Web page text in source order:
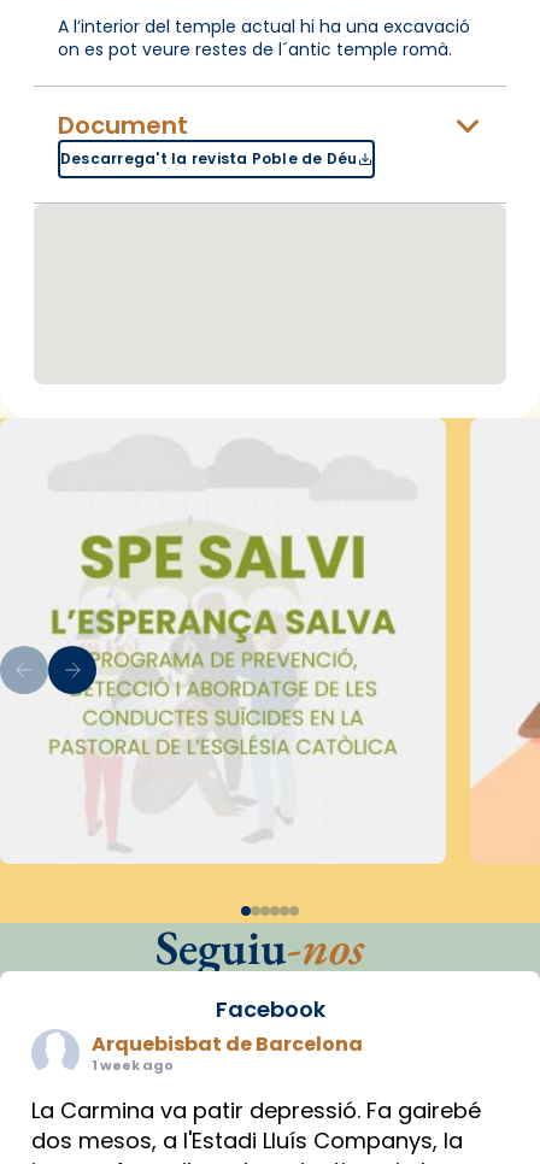
A l’interior del temple actual hi ha una excavació
on es pot veure restes de l´antic temple romà.
Document
Descarrega't la revista Poble de Déu
Seguiu-nos
Facebook
Arquebisbat de Barcelona
1 week ago
La Carmina va patir depressió. Fa gairebé
dos mesos, a l'Estadi Lluís Companys, la